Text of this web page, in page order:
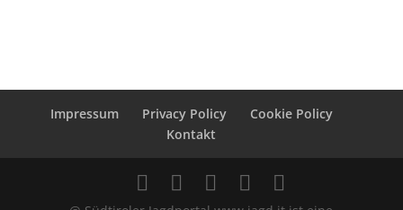
Impressum Privacy Policy
Cookie Policy
Kontakt